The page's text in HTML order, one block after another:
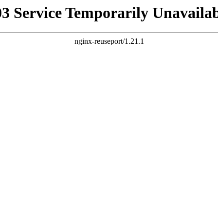
Service Temporarily
nginx-reuseport/1.21.1